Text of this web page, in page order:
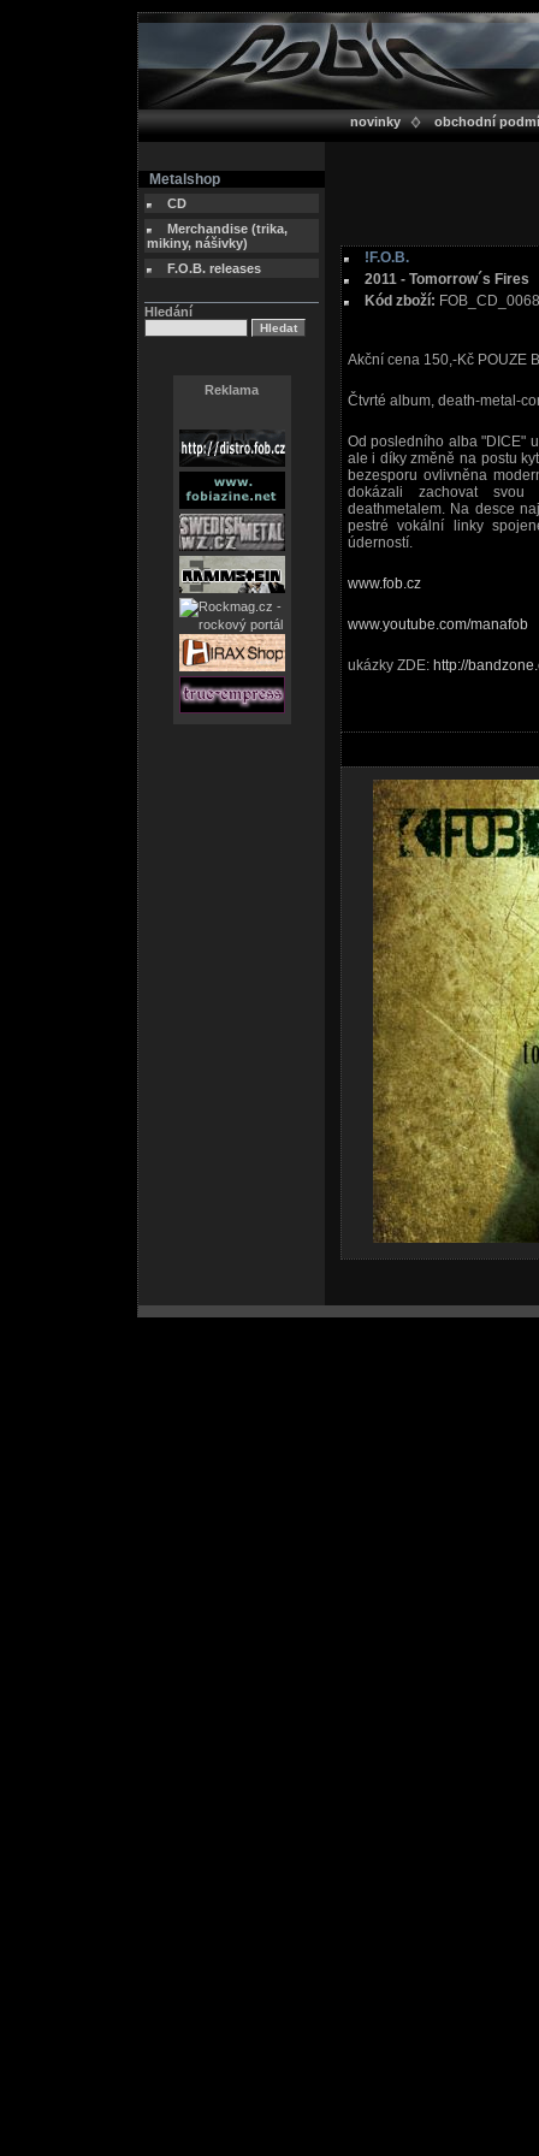
novinky obchodní
Metalshop
CD
Merchandise (trika,
mikiny, nášivky)
F.O.B. releases
Hledání
Reklama
!F.O.B.
2011 - Tomorrow´s Fires
Kód zboží:
Akční cena 150,-Kč POUZE
Čtvrté album, death-metal-
Od posledního alba "DICE"
ale i díky změně na postu
bezesporu ovlivněna
dokázali zachovat
deathmetalem. Na desce
pestré vokální linky
úderností.
www.fob.cz
www.youtube.com/manafob
ukázky ZDE: http://